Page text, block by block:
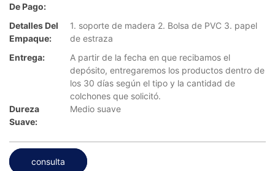
De Pago:
Detalles Del
Empaque:
1. soporte de madera 2. Bolsa de PVC 3. papel
de estraza
Entrega:
A partir de la fecha en que recibamos el
depósito, entregaremos los productos dentro de
los 30 días según el tipo y la cantidad de
colchones que solicitó.
Dureza
Suave:
Medio suave
consulta